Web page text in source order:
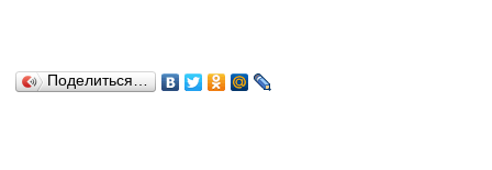
Поделиться…